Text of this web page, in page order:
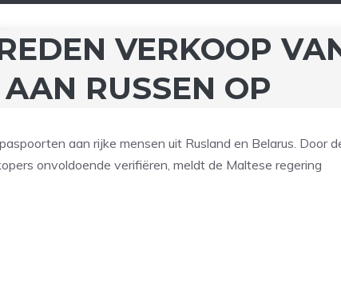
VERKOOP
RUSSEN OP
aan rijke mensen uit Rusland en Belarus. Door
onvoldoende verifiëren, meldt de Maltese regering